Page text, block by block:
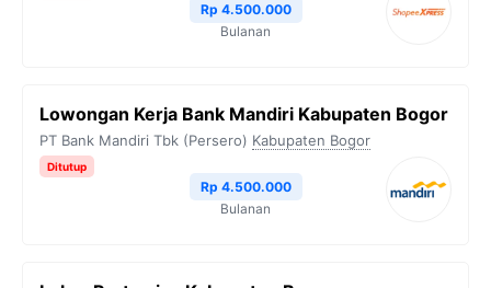
Rp 4.500.000
Bulanan
Lowongan Kerja Bank Mandiri Kabupaten Bogor
PT Bank Mandiri Tbk (Persero) Kabupaten Bogor
Ditutup
Rp 4.500.000
Bulanan